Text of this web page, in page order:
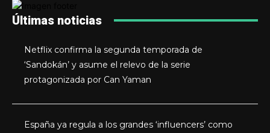
Últimas noticias
Netflix confirma la segunda temporada de
‘Sandokán’ y asume el relevo de la serie
protagonizada por Can Yaman
España ya regula a los grandes ‘influencers’ como